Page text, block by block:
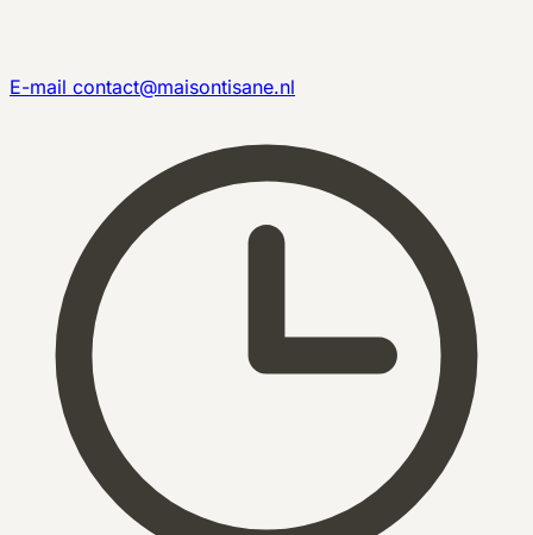
E-mail contact@maisontisane.nl